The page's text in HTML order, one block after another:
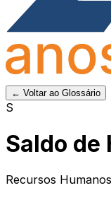
← Voltar ao Glossário
S
Saldo de
Recursos Humanos